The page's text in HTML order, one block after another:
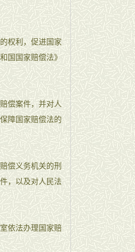
权利，促进国家
国国家赔偿法》
偿案件，并对人
障国家赔偿法的
偿义务机关的刑
，以及对人民法
依法办理国家赔